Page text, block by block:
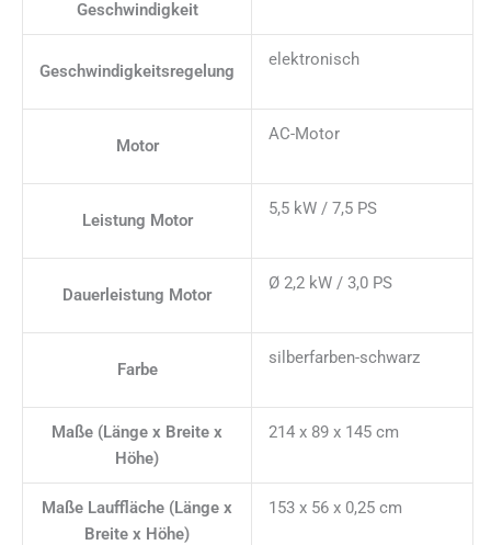
Geschwindigkeit
Geschwindigkeitsregelung
elektronisch
Motor
AC-Motor
Leistung Motor
5,5 kW / 7,5 PS
Dauerleistung Motor
Ø 2,2 kW / 3,0 PS
Farbe
silberfarben-schwarz
Maße (Länge x Breite x
Höhe)
214 x 89 x 145 cm
Maße Lauffläche (Länge x
Breite x Höhe)
153 x 56 x 0,25 cm